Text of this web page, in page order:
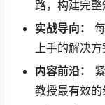
路，构建完整
实战导向：​
上手的解决
内容前沿：​
教授最有效的